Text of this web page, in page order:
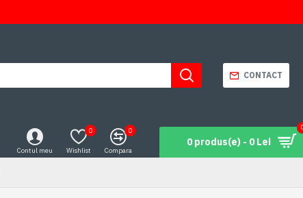
CONTACT
Contul meu Wishlist
0
Compara
0
0 produs(e) - 0 Lei